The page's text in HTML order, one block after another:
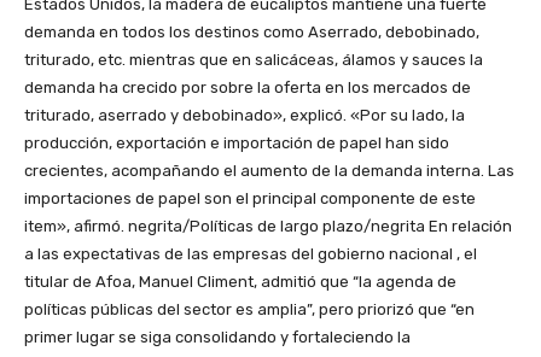
Estados Unidos, la madera de eucaliptos mantiene una fuerte
demanda en todos los destinos como Aserrado, debobinado,
triturado, etc. mientras que en salicáceas, álamos y sauces la
demanda ha crecido por sobre la oferta en los mercados de
triturado, aserrado y debobinado», explicó. «Por su lado, la
producción, exportación e importación de papel han sido
crecientes, acompañando el aumento de la demanda interna. Las
importaciones de papel son el principal componente de este
item», afirmó. negrita/Políticas de largo plazo/negrita En relación
a las expectativas de las empresas del gobierno nacional , el
titular de Afoa, Manuel Climent, admitió que “la agenda de
políticas públicas del sector es amplia”, pero priorizó que “en
primer lugar se siga consolidando y fortaleciendo la